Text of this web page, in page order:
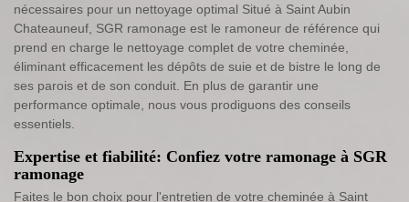
nécessaires pour un nettoyage optimal Situé à Saint Aubin
Chateauneuf, SGR ramonage est le ramoneur de référence qui
prend en charge le nettoyage complet de votre cheminée,
éliminant efficacement les dépôts de suie et de bistre le long de
ses parois et de son conduit. En plus de garantir une
performance optimale, nous vous prodiguons des conseils
essentiels.
Expertise et fiabilité: Confiez votre ramonage à SGR
ramonage
Faites le bon choix pour l'entretien de votre cheminée à Saint